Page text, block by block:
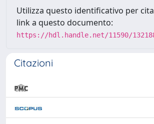
Utilizza questo identificativo per
link a questo documento:
https://hdl.handle.net/11590/
Citazioni